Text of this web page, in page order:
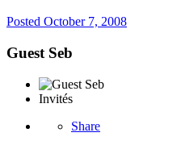
Posted October 7, 2008
Guest Seb
Invités
Share